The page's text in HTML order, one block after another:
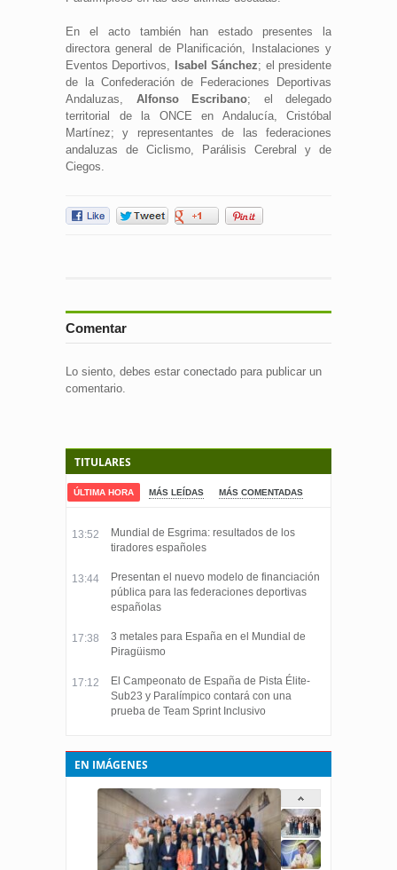
En el acto también han estado presentes la
directora general de Planificación, Instalaciones y
Eventos Deportivos,
Isabel Sánchez; el presidente
de la Confederación de Federaciones Deportivas
Andaluzas, Alfonso Escribano; el delegado
territorial de la ONCE en Andalucía, Cristóbal
Martínez; y representantes de las federaciones
andaluzas de Ciclismo, Parálisis Cerebral y de
Ciegos.
Comentar
Lo siento, debes estar conectado para publicar un
comentario.
TITULARES
ÚLTIMA HORA MÁS LEÍDAS MÁS COMENTADAS
13:52
Mundial de Esgrima: resultados de los
tiradores españoles
13:44
Presentan el nuevo modelo de financiación
pública para las federaciones deportivas
españolas
17:38
3 metales para España en el Mundial de
Piragüismo
17:12
El Campeonato de España de Pista Élite-
Sub23 y Paralímpico contará con una
prueba de Team Sprint Inclusivo
EN IMÁGENES